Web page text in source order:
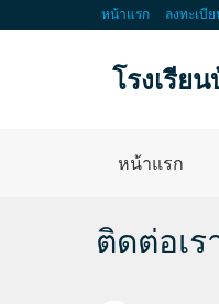
หน้าแรก ลงทะเบี
โรงเรีย
หน้าแรก
ติดต่อเร